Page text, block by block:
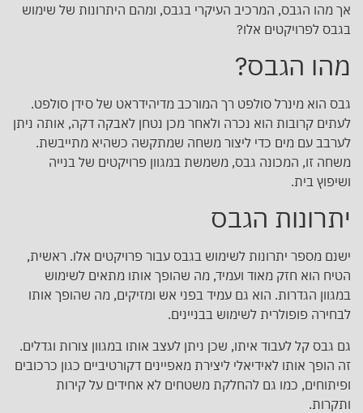
אך מהו הגבס, המרכיב העיקרי בגבס, ומהם היתרונות של שימוש
בגבס לפרויקטים אלו?
מהו הגבס?
גבס הוא מינרל סולפט רך המורכב מדיהידראט של סידן סולפט.
לעתים קרובות הוא נכרה ולאחר מכן נטחן לאבקה דקה, אותה ניתן
לערבב עם מים כדי ליצור משחה שמתקשה כשהיא מתייבשת.
משחה זו, המכונה גבס, משמשת במגוון פרויקטים של בנייה
ושיפוץ בית.
יתרונות הגבס
ישנם מספר יתרונות לשימוש בגבס עבור פרויקטים אלו. ראשית,
הטיח הוא חזק מאוד ועמיד, מה שהופך אותו מתאים לשימוש
במגוון הגדרות. הוא גם עמיד בפני אש ומזיקים, מה שהופך אותו
לבחירה פופולרית לשימוש בבניינים.
גם גבס קל לעבוד איתו, שכן ניתן לעצב אותו במגוון צורות וגדלים.
זה הופך אותו לאידיאלי ליצירת מאפיינים דקורטיביים כגון כרכובים
ופיתוחים, כמו גם להחלקת משטחים לא אחידים על קירות
ותקרות.